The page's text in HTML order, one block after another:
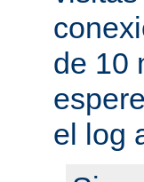
de 10
el log